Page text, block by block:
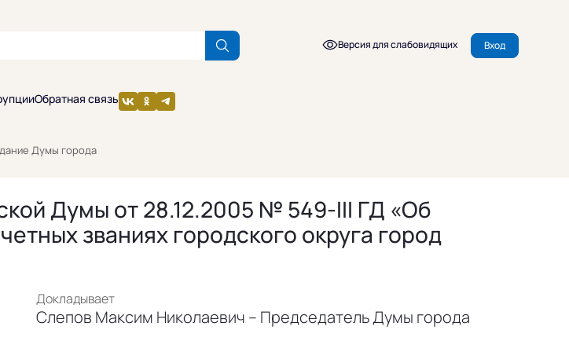
Версия для слабовидящих Вход
Обратная связь
Думы города
Думы от 28.12.2005 № 549-III ГД «Об
званиях городского округа город
Докладывает
Слепов Максим Николаевич – Председатель Думы города